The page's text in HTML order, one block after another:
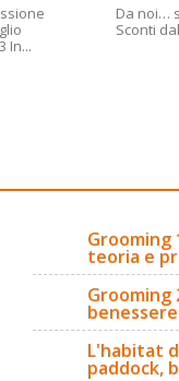
https://vimeo.com/1194430233 In...
Da noi…
Sconti
Grooming
teoria e
Grooming
L'habitat
paddock,